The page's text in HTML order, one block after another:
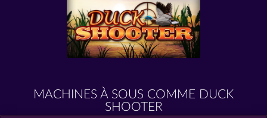
MACHINES À SOUS COMME DUCK
SHOOTER